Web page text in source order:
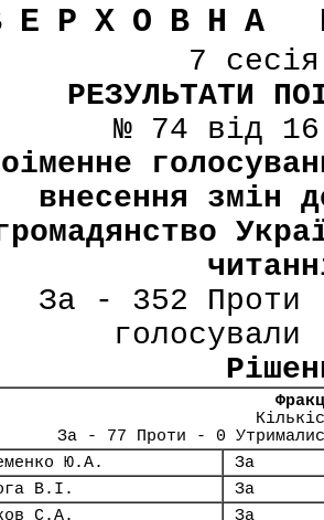
7
РЕЗУЛЬТАТИ
№ 74 від
внесення змін
За - 352 Проти
За - 77 Проти - 0
Ю.А.
За
В.І.
За
С.А.
За